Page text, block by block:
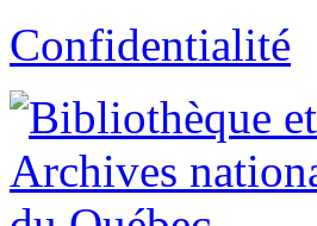
Confidentialité